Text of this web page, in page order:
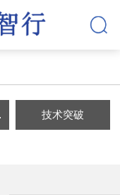
术 技术突破